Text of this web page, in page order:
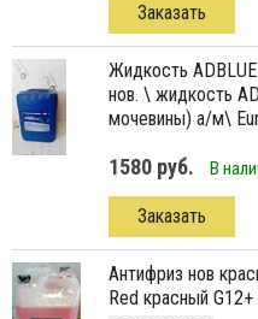
Заказать
жидкость ADBLUE 20KG (водный раствор мочевины)
нов. \ жидкость
мочевины) а/м\
1580 руб. В
Заказать
антифриз нов красный G12+ 10 л . \ Антифриз Starex
Red красный G12+